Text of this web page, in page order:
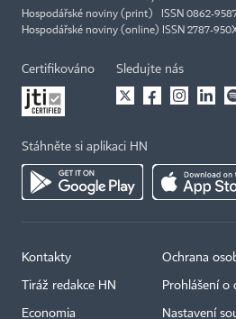
Hospodářské noviny (print) ISSN 0862-
Hospodářské noviny (online) ISSN 2787-
Certifikováno Sledujte nás
Stáhněte si aplikaci HN
Kontakty
Tiráž redakce HN
Economia
Ochrana
Prohlášení o
Nastavení